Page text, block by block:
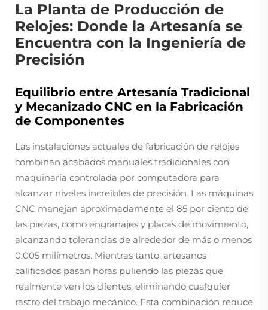
La Planta de Producción de
Relojes: Donde la Artesanía se
Encuentra con la Ingeniería de
Precisión
Equilibrio entre Artesanía Tradicional
y Mecanizado CNC en la Fabricación
de Componentes
Las instalaciones actuales de fabricación de relojes
combinan acabados manuales tradicionales con
maquinaria controlada por computadora para
alcanzar niveles increíbles de precisión. Las máquinas
CNC manejan aproximadamente el 85 por ciento de
las piezas, como engranajes y placas de movimiento,
alcanzando tolerancias de alrededor de más o menos
0.005 milímetros. Mientras tanto, artesanos
calificados pasan horas puliendo las piezas que
realmente ven los clientes, eliminando cualquier
rastro del trabajo mecánico. Esta combinación reduce